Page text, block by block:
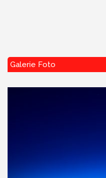
Galerie Foto